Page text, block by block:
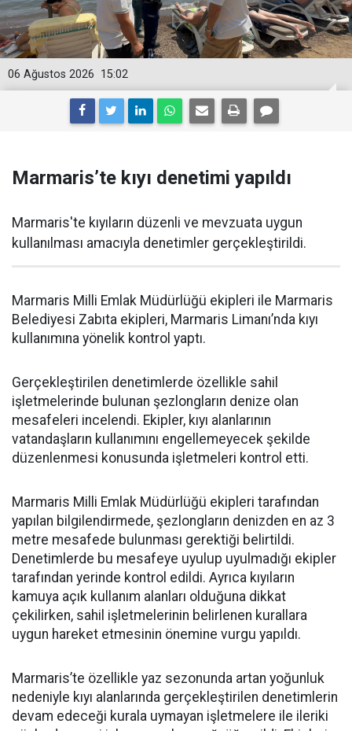
15:02
06 Ağustos 2026
Marmaris’te kıyı denetimi yapıldı
Marmaris'te kıyıların düzenli ve mevzuata uygun
kullanılması amacıyla denetimler gerçekleştirildi.
Marmaris Milli Emlak Müdürlüğü ekipleri ile Marmaris
Belediyesi Zabıta ekipleri, Marmaris Limanı’nda kıyı
kullanımına yönelik kontrol yaptı.
Gerçekleştirilen denetimlerde özellikle sahil
işletmelerinde bulunan şezlongların denize olan
mesafeleri incelendi. Ekipler, kıyı alanlarının
vatandaşların kullanımını engellemeyecek şekilde
düzenlenmesi konusunda işletmeleri kontrol etti.
Marmaris Milli Emlak Müdürlüğü ekipleri tarafından
yapılan bilgilendirmede, şezlongların denizden en az 3
metre mesafede bulunması gerektiği belirtildi.
Denetimlerde bu mesafeye uyulup uyulmadığı ekipler
tarafından yerinde kontrol edildi. Ayrıca kıyıların
kamuya açık kullanım alanları olduğuna dikkat
çekilirken, sahil işletmelerinin belirlenen kurallara
uygun hareket etmesinin önemine vurgu yapıldı.
Marmaris’te özellikle yaz sezonunda artan yoğunluk
nedeniyle kıyı alanlarında gerçekleştirilen denetimlerin
devam edeceği kurala uymayan işletmelere ile ileriki